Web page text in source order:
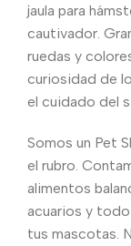
jaula para
cautivador.
ruedas y
curiosidad de
el cuidado del
Somos un Pet
el rubro.
alimentos
acuarios y
tus mascotas.